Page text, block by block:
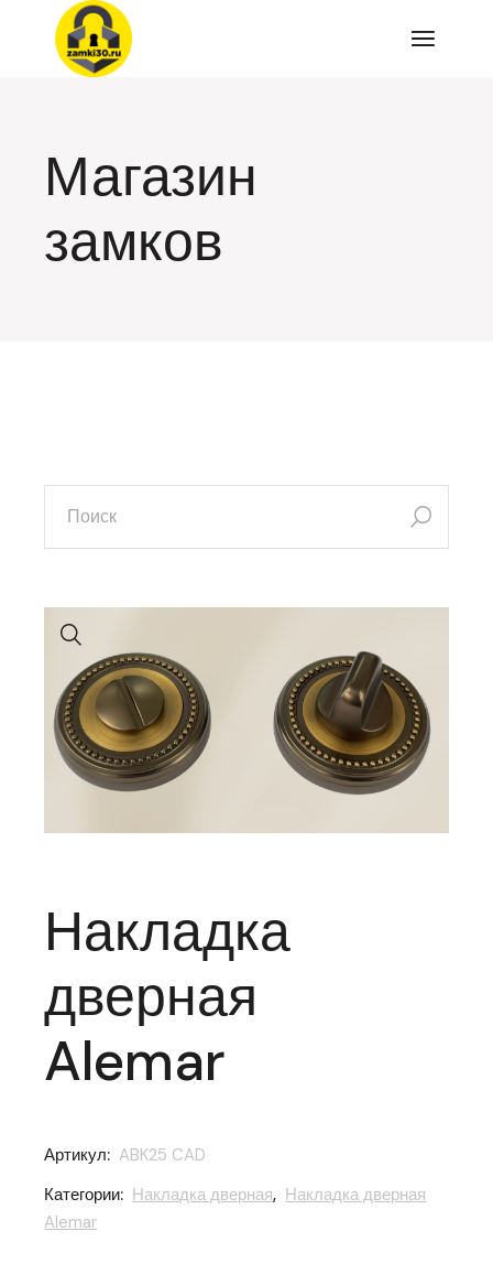
Перейти
содержимому
Магазин
замков
искать:
Накладка
дверная
Alemar
Артикул: ABK25 CAD
Категории: Накладка дверная, Накладка дверная
Alemar